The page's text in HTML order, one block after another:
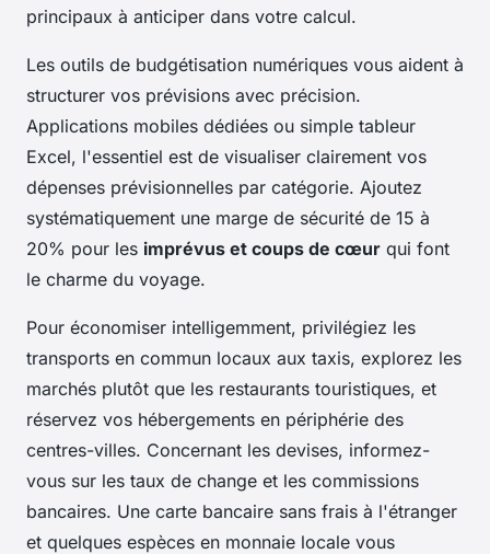
principaux à anticiper dans votre calcul.
Les outils de budgétisation numériques vous aident à
structurer vos prévisions avec précision.
Applications mobiles dédiées ou simple tableur
Excel, l'essentiel est de visualiser clairement vos
dépenses prévisionnelles par catégorie. Ajoutez
systématiquement une marge de sécurité de 15 à
20% pour les imprévus et coups de cœur qui font
le charme du voyage.
Pour économiser intelligemment, privilégiez les
transports en commun locaux aux taxis, explorez les
marchés plutôt que les restaurants touristiques, et
réservez vos hébergements en périphérie des
centres-villes. Concernant les devises, informez-
vous sur les taux de change et les commissions
bancaires. Une carte bancaire sans frais à l'étranger
et quelques espèces en monnaie locale vous